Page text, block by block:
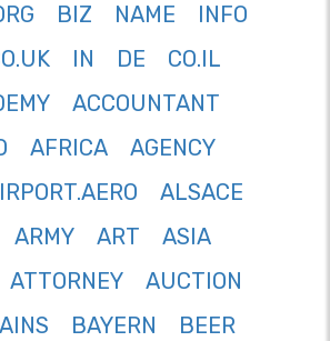
BIZ NAME
INFO
IN DE
CO.IL
ACCOUNTANT
AFRICA
AGENCY
ALSACE
ARMY ART
ASIA
ATTORNEY
AUCTION
BAYERN
BEER